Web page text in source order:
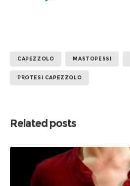
CAPEZZOLO MASTOPESSI
PROTESI CAPEZZOLO
Related posts